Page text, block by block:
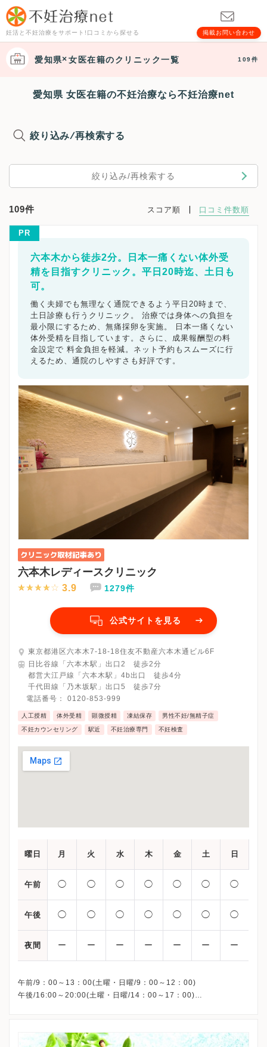
妊活と不妊治療をサポート!口コミから探せる 掲載お問い合わせ
愛知県 女医在籍のクリニック一覧 109件
愛知県 女医在籍の不妊治療なら不妊治療net
絞り込み/再検索する
絞り込み/再検索する
109件 スコア順 口コミ件数順
PR
六本木から徒歩2分。日本一痛くない体外受
精を目指すクリニック。平日20時迄、土日も
可。
働く夫婦でも無理なく通院できるよう平日20時まで、
土日診療も行うクリニック。 治療では身体への負担を
最小限にするため、無痛採卵を実施。 日本一痛くない
体外受精を目指しています。さらに、成果報酬型の料
金設定で 料金負担を軽減。ネット予約もスムーズに行
えるため、通院のしやすさも好評です。
六本木レディースクリニック
3.9 1279件
公式サイトを見る
東京都港区六本木7-18-18住友不動産六本木通ビル6F
日比谷線「六本木駅」出口2 徒歩2分
都営大江戸線「六本木駅」4b出口 徒歩4分
千代田線「乃木坂駅」出口5 徒歩7分
電話番号： 0120-853-999
人工授精 体外受精 顕微授精 凍結保存 男性不妊/無精子症
不妊カウンセリング 駅近 不妊治療専門 不妊検査
曜日 月 火 水 木 金 土 日
午前 ◯ ◯ ◯ ◯ ◯ ◯ ◯
午後 ◯ ◯ ◯ ◯ ◯ ◯ ◯
夜間 ー ー ー ー ー ー ー
午前/9：00～13：00(土曜・日曜/9：00～12：00)
午後/16:00～20:00(土曜・日曜/14：00～17：00)